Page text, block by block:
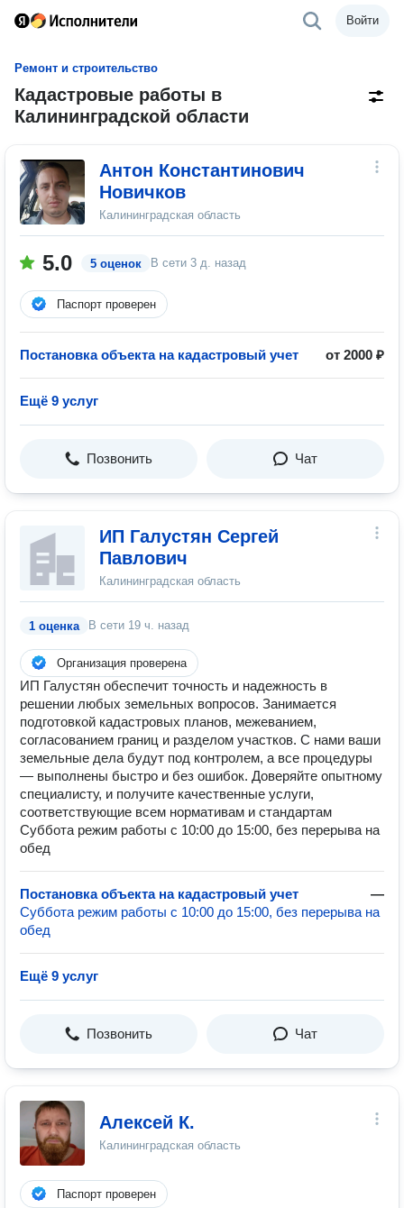
Войти
Ремонт и строительство
Кадастровые работы в
Калининградской области
Антон Константинович
Новичков
Калининградская область
5.0 5 оценок В сети 3 д. назад
Паспорт проверен
Постановка объекта на кадастровый учет от 2000 ₽
Ещё 9 услуг
Позвонить Чат
ИП Галустян Сергей
Павлович
Калининградская область
1 оценка В сети 19 ч. назад
Организация проверена
ИП Галустян обеспечит точность и надежность в
решении любых земельных вопросов. Занимается
подготовкой кадастровых планов, межеванием,
согласованием границ и разделом участков. С нами ваши
земельные дела будут под контролем, а все процедуры
— выполнены быстро и без ошибок. Доверяйте опытному
специалисту, и получите качественные услуги,
соответствующие всем нормативам и стандартам
Суббота режим работы с 10:00 до 15:00, без перерыва на
обед
Постановка объекта на кадастровый учет
—
Суббота режим работы с 10:00 до 15:00, без перерыва на
обед
Ещё 9 услуг
Позвонить Чат
Алексей К.
Калининградская область
Паспорт проверен